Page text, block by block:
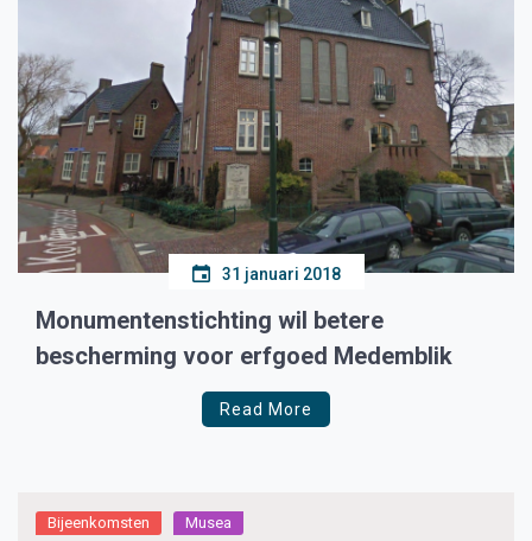
31 januari 2018
Monumentenstichting wil betere
bescherming voor erfgoed Medemblik
Read More
Bijeenkomsten Musea